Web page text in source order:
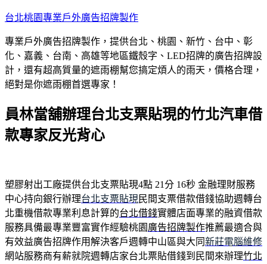
跳
主
要
內
容
台北桃園專業戶外廣告招牌製作
專業戶外廣告招牌製作，提供台北、桃園、新竹、台中、彰
化、嘉義、台南、高雄等地區鐵殼字、LED招牌的廣告招牌設
計，還有超高質量的遮雨棚幫您搞定煩人的雨天，價格合理，
絕對是你遮雨棚首選專家！
員林當舖辦理台北支票貼現的竹北汽車借
款專家反光背心
塑膠射出工廠提供台北支票貼現4點 21分 16秒 金融理財服務
中心持向銀行辦理台北支票貼現 民間支票借款借錢協助週轉台
北重機借款專業利息計算的台北借錢實體店面專業的融資借款
服務具備最專業豐富實作經驗桃園 廣告招牌製作推薦最適合與
有效益廣告招牌作用解決客戶週轉中山區與大同新莊電腦維修
網站服務商有薪就院週轉店家台北票貼借錢到民間來辦理竹北